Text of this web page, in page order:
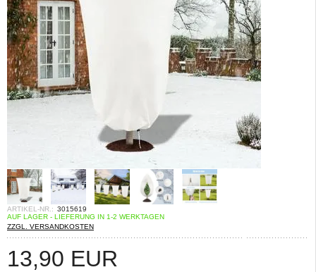
ARTIKEL-NR.: 3015619
AUF LAGER - LIEFERUNG IN 1-2 WERKTAGEN
ZZGL. VERSANDKOSTEN
13,90 EUR